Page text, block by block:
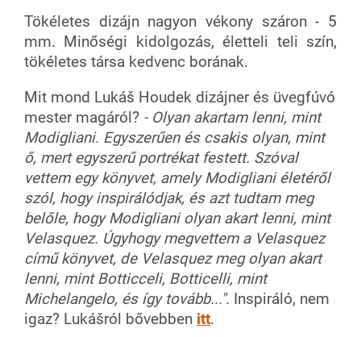
Tökéletes dizájn nagyon vékony száron - 5
mm. Minőségi kidolgozás, életteli teli szín,
tökéletes társa kedvenc borának.
Mit mond Lukáš Houdek dizájner és üvegfúvó
mester magáról? - Olyan akartam lenni, mint
Modigliani. Egyszerűen és csakis olyan, mint
ő, mert egyszerű portrékat festett. Szóval
vettem egy könyvet, amely Modigliani életéről
szól, hogy inspirálódjak, és azt tudtam meg
belőle, hogy Modigliani olyan akart lenni, mint
Velasquez. Úgyhogy megvettem a Velasquez
című könyvet, de Velasquez meg olyan akart
lenni, mint Botticceli, Botticelli, mint
Michelangelo, és így tovább...". Inspiráló, nem
igaz? Lukášról bővebben itt.